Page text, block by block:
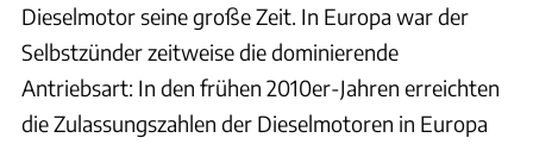
Dieselmotor seine große Zeit. In Europa war der
Selbstzünder zeitweise die dominierende
Antriebsart: In den frühen 2010er-Jahren erreichten
die Zulassungszahlen der Dieselmotoren in Europa